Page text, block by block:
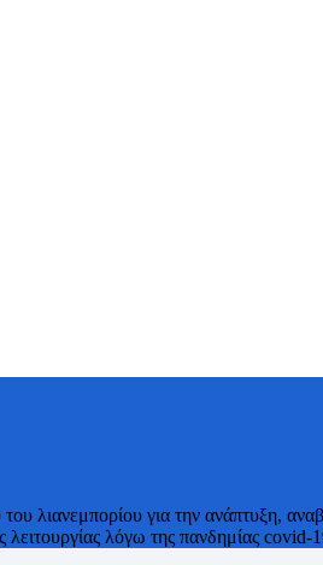
λιανεμπορίου για την ανάπτυξη,
λόγω της πανδημίας covid-